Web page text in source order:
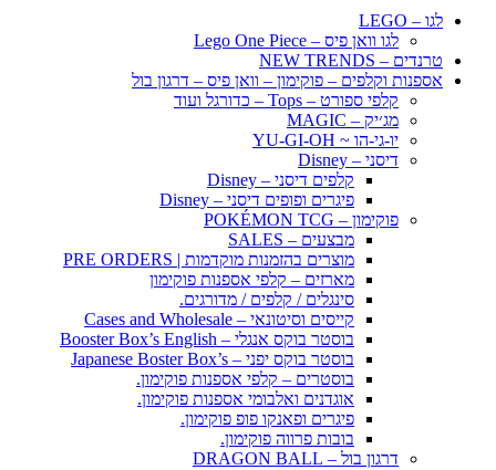
לגו – LEGO
לגו וואן פיס – Lego One Piece
טרנדים – NEW TRENDS
אספנות וקלפים – פוקימון – וואן פיס – דרגון בול
קלפי ספורט – Tops – כדורגל ועוד
מג׳יק – MAGIC
יו-גי-הו ~ YU-GI-OH
דיסני – Disney
קלפים דיסני – Disney
פיגרים ופופים דיסני – Disney
פוקימון – POKÉMON TCG
מבצעים – SALES
מוצרים בהזמנות מוקדמות | PRE ORDERS
מארזים – קלפי אספנות פוקימון
סינגלים / קלפים / מדורגים.
קייסים וסיטונאי – Cases and Wholesale
בוסטר בוקס אנגלי – Booster Box’s English
בוסטר בוקס יפני – Japanese Boster Box’s
בוסטרים – קלפי אספנות פוקימון.
אוגדנים ואלבומי אספנות פוקימון.
פיגרים ופאנקו פופ פוקימון.
בובות פרווה פוקימון.
דרגון בול – DRAGON BALL